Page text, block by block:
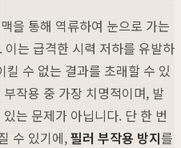
을 통해 역류하여 눈으로 가는
는 급격한 시력 저하를 유발하
수 없는 결과를 초래할 수 있
작용 중 가장 치명적이며, 발
는 문제가 아닙니다. 단 한 번
수 있기에,필러 부작용 방지를